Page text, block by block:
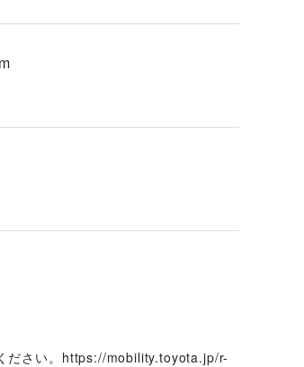
ださい。https://mobility.toyota.jp/r-